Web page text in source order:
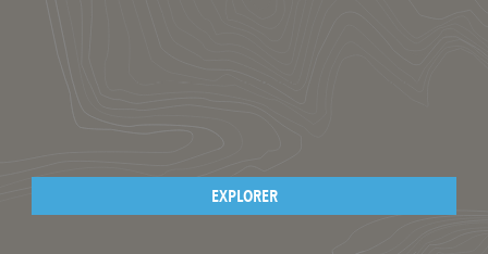
EXPLORER